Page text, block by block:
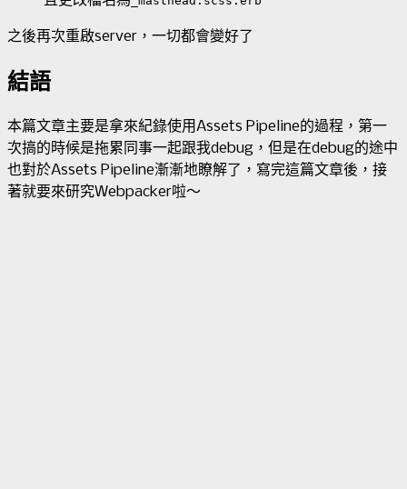
之後再次重啟server，一切都會變好了
結語
本篇文章主要是拿來紀錄使用Assets Pipeline的過程，第一
次搞的時候是拖累同事一起跟我debug，但是在debug的途中
也對於Assets Pipeline漸漸地瞭解了，寫完這篇文章後，接
著就要來研究Webpacker啦～